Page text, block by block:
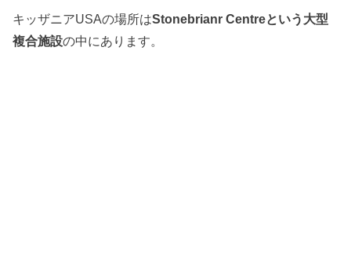
キッザニアUSAの場所はStonebrianr Centreという大型
複合施設の中にあります。